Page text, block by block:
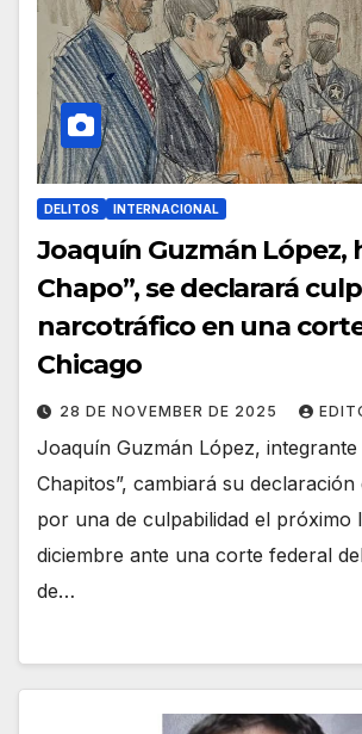
DELITOS INTERNACIONAL
Joaquín Guzmán López,
Chapo”, se declarará
narcotráfico en una
Chicago
28 DE NOVEMBER DE 2025
Joaquín Guzmán López, integrante
Chapitos”, cambiará su
por una de culpabilidad el próximo
diciembre ante una corte federal
de…